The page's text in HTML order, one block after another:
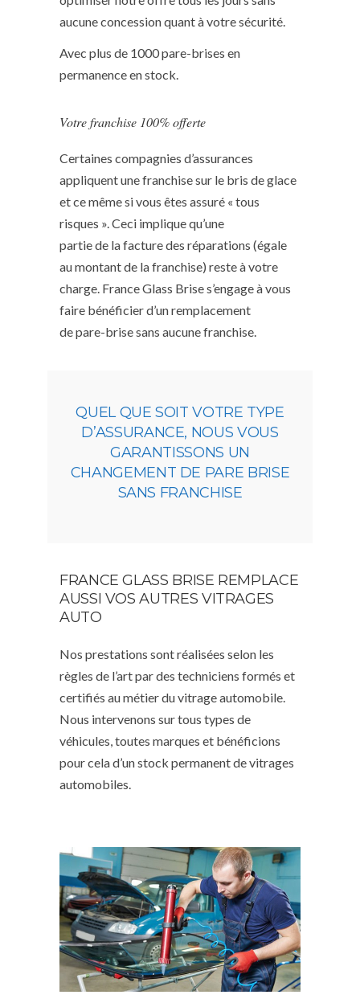
aucune concession quant à votre sécurité.
Avec plus de 1000 pare-brises en
permanence en stock.
Votre franchise 100% offerte
Certaines compagnies d’assurances
appliquent une franchise sur le bris de glace
et ce même si vous êtes assuré « tous
risques ». Ceci implique qu’une
partie de la facture des réparations (égale
au montant de la franchise) reste à votre
charge. France Glass Brise s’engage à vous
faire bénéficier d’un remplacement
de pare-brise sans aucune franchise.
QUEL QUE SOIT VOTRE TYPE
D’ASSURANCE, NOUS VOUS
GARANTISSONS UN
CHANGEMENT DE PARE BRISE
SANS FRANCHISE
FRANCE GLASS BRISE REMPLACE
AUSSI VOS AUTRES VITRAGES
AUTO
Nos prestations sont réalisées selon les
règles de l’art par des techniciens formés et
certifiés au métier du vitrage automobile.
Nous intervenons sur tous types de
véhicules, toutes marques et bénéficions
pour cela d’un stock permanent de vitrages
automobiles.